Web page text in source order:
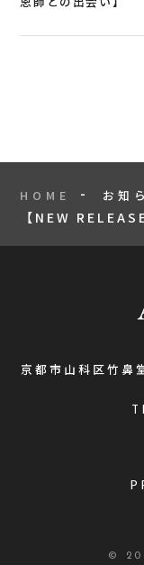
HOME お知
【NEW
京都市山科区竹鼻
©